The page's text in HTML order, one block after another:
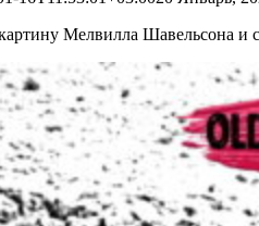
Мелвилла Шавельсона и